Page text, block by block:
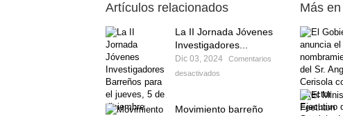
Artículos relacionados
La II Jornada Jóvenes
Investigadores...
Dic 03, 2024
Comentarios
desactivados
Movimiento barreño
Más